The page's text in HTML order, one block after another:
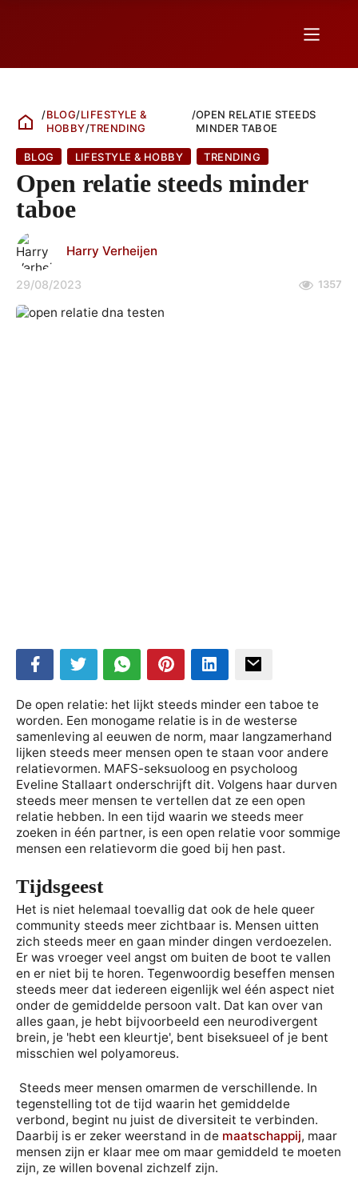
/BLOG/LIFESTYLE &
HOBBY/TRENDING
/OPEN RELATIE STEEDS
MINDER TABOE
BLOG LIFESTYLE & HOBBY TRENDING
Open relatie steeds minder
taboe
Harry Verheijen
29/08/2023 1357
De open relatie: het lijkt steeds minder een taboe te
worden. Een monogame relatie is in de westerse
samenleving al eeuwen de norm, maar langzamerhand
lijken steeds meer mensen open te staan voor andere
relatievormen. MAFS-seksuoloog en psycholoog
Eveline Stallaart onderschrijft dit. Volgens haar durven
steeds meer mensen te vertellen dat ze een open
relatie hebben. In een tijd waarin we steeds meer
zoeken in één partner, is een open relatie voor sommige
mensen een relatievorm die goed bij hen past.
Tijdsgeest
Het is niet helemaal toevallig dat ook de hele queer
community steeds meer zichtbaar is. Mensen uitten
zich steeds meer en gaan minder dingen verdoezelen.
Er was vroeger veel angst om buiten de boot te vallen
en er niet bij te horen. Tegenwoordig beseffen mensen
steeds meer dat iedereen eigenlijk wel één aspect niet
onder de gemiddelde persoon valt. Dat kan over van
alles gaan, je hebt bijvoorbeeld een neurodivergent
brein, je 'hebt een kleurtje', bent biseksueel of je bent
misschien wel polyamoreus.
Steeds meer mensen omarmen de verschillende. In
tegenstelling tot de tijd waarin het gemiddelde
verbond, begint nu juist de diversiteit te verbinden.
Daarbij is er zeker weerstand in de maatschappij, maar
mensen zijn er klaar mee om maar gemiddeld te moeten
zijn, ze willen bovenal zichzelf zijn.